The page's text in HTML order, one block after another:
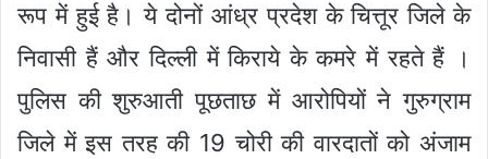
रूप में हुई है। ये दोनों आंध्र प्रदेश के चित्तूर जिले के
निवासी हैं और दिल्ली में किराये के कमरे में रहते हैं ।
पुलिस की शुरुआती पूछताछ में आरोपियों ने गुरुग्राम
जिले में इस तरह की 19 चोरी की वारदातों को अंजाम